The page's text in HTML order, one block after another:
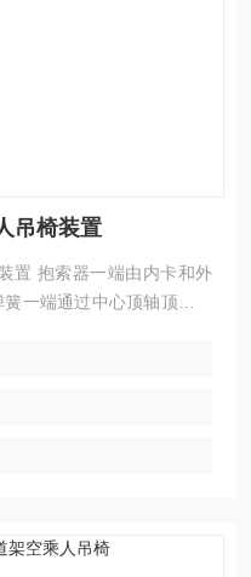
吊椅装置
一端通过中心顶轴顶住抱
或松动现象，既保障了索